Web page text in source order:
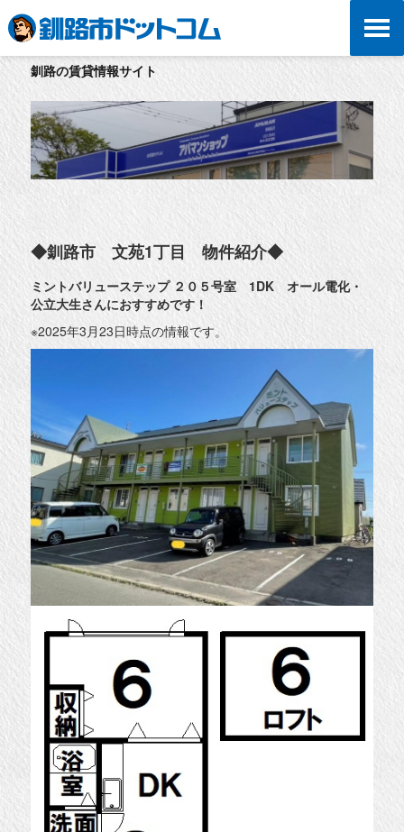
釧路の賃貸情報サイト
◆釧路市 文苑1丁目 物件紹介◆
ミントバリューステップ ２０５号室 1DK オール電化・
公立大生さんにおすすめです！
※2025年3月23日時点の情報です。